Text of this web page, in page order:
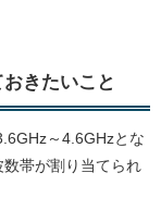
きたいこと
～4.6GHzとな
帯が割り当てられ